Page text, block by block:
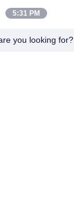
5:31 PM
you looking for?